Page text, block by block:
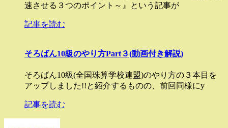
速させる３つのポイント～』という記事が
記事を読む
そろばん10級のやり方Part３(動画付き解説)
そろばん10級(全国珠算学校連盟)のやり方の３本目を
アップしました!!と紹介するものの、前回同様にy
記事を読む